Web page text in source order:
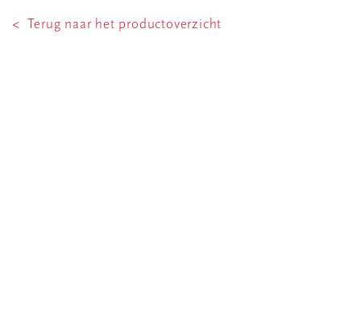
< Terug naar het productoverzicht